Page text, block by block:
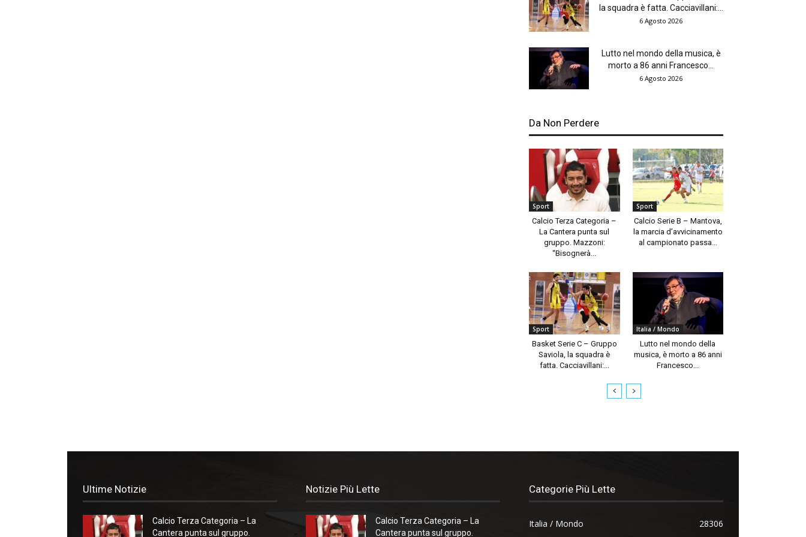
la squadra è fatta. Cacciavillani:...
6 Agosto 2026
Lutto nel mondo della musica, è
morto a 86 anni Francesco...
6 Agosto 2026
Da Non Perdere
Sport
Calcio Terza Categoria –
La Cantera punta sul
gruppo. Mazzoni:
“Bisognerà...
Sport
Calcio Serie B – Mantova,
la marcia d’avvicinamento
al campionato passa...
Sport
Basket Serie C – Gruppo
Saviola, la squadra è
fatta. Cacciavillani:...
Italia / Mondo
Lutto nel mondo della
musica, è morto a 86 anni
Francesco...
Ultime Notizie
Calcio Terza Categoria – La
Cantera punta sul gruppo.
Notizie Più Lette
Calcio Terza Categoria – La
Cantera punta sul gruppo.
Categorie Più Lette
Italia / Mondo
28306